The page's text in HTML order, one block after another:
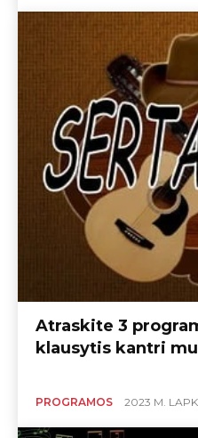
Atraskite 3
klausytis kantri
PROGRAMOS 2023 M.